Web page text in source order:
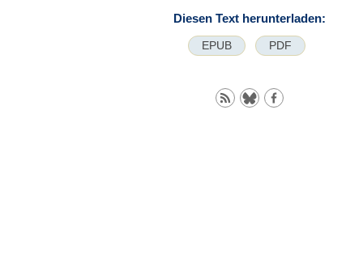
Diesen Text herunterladen:
EPUB PDF